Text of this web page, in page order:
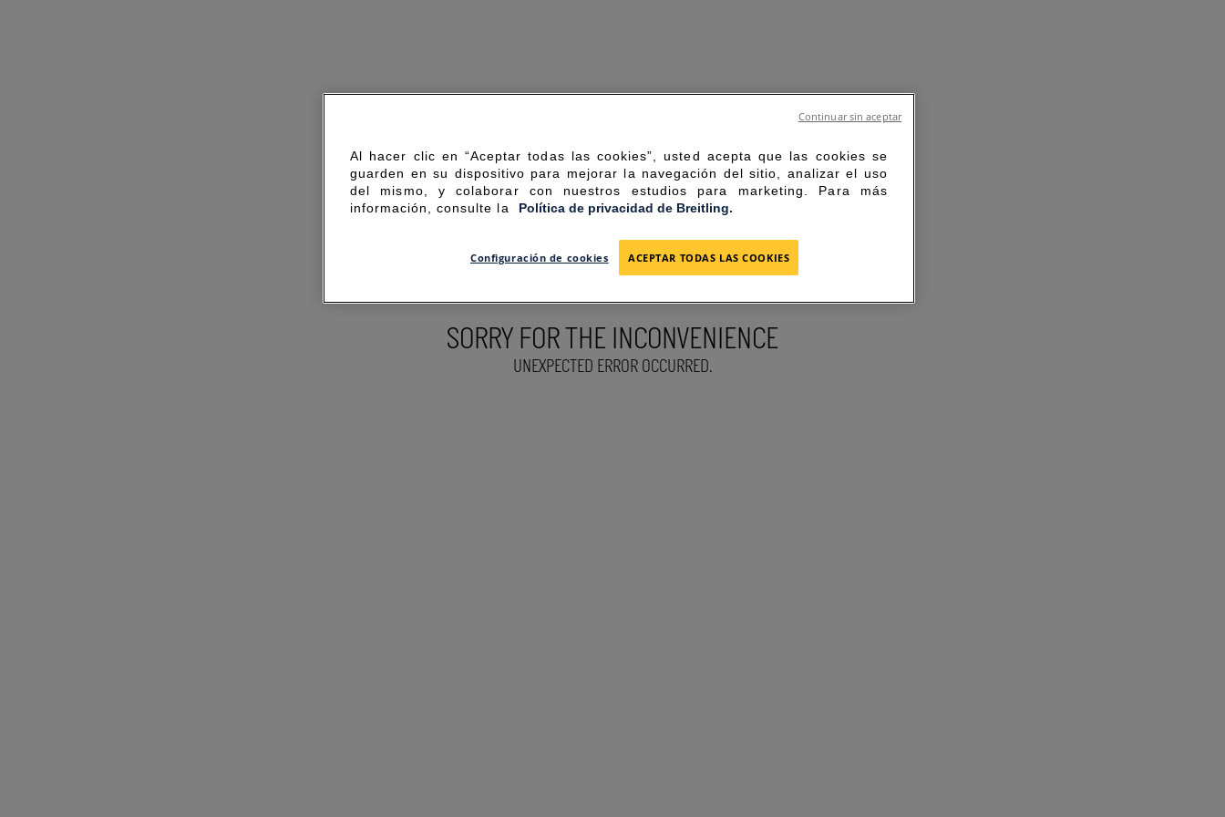
SORRY FOR THE INCONVENIENCE
UNEXPECTED ERROR OCCURRED.
Al hacer clic en “Aceptar todas las cookies”, usted acepta que las cookies se
guarden en su dispositivo para mejorar la navegación del sitio, analizar el uso
del mismo, y colaborar con nuestros estudios para marketing. Para más
información, consulte la
Política de privacidad de Breitling.
Configuración de cookies ACEPTAR TODAS LAS COOKIES
Continuar sin aceptar